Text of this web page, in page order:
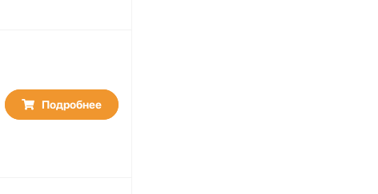
Подробнее